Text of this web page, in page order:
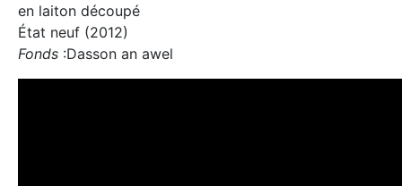
en laiton découpé
État neuf (2012)
Fonds :Dasson an awel